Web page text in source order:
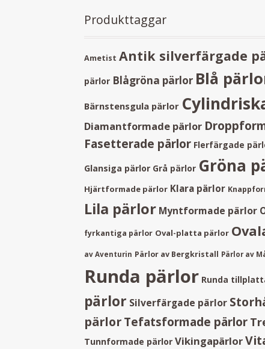
Produkttaggar
Ametist Antik silverfärgade
pärlor Blågröna pärlor Blå
Bärnstensgula pärlor
Diamantformade pärlor
Fasetterade pärlor Flerfärgade
Glansiga pärlor Grå pärlor Gröna
Hjärtformade pärlor Klara pärlor
Lila pärlor Myntformade pärlor
fyrkantiga pärlor Oval-platta pärlor
av Aventurin Pärlor av Bergkristall Pärlor av
Runda pärlor Runda
pärlor Silverfärgade pärlor
pärlorTefatsformade pärlor
Tunnformade pärlor Vikingapärlor